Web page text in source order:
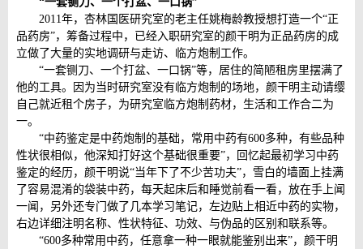
2011年，杏林国医研究室的老主任姚梅龄教授想打造一个“正
品药房”，筹备过程中，已经入职研究室的颜干明为正品药房的成
立做了大量的实地调研与走访、临方炮制工作。
“一套铡刀、一个打盆、一口锅”等，居住的简陋租房里摆满了
他的工具。因为当时研究室没有临方炮制的场地，颜干明主动请缨
自己就近租个房子，为研究室临方炮制药材，生活和工作合二为
一。
“中药鉴定是中药炮制的基础，常用中药有600多种，有些品种
性状很相似，他深知打好这个基础很重要”，回忆起最初学习中药
鉴定的经历，颜干明说“当年下了不少苦功夫”，雪白的墙面上挂满
了容易混淆的袋装中药，每天起床后和睡觉前看一看，放在手上闻
一闻，另外还专门做了几本学习笔记，左边贴上相近中药的实物，
右边详细注明名称、性状特征、功效、与伪品的区别和联系等。
“600多种常用中药，任意拿一种一眼就能鉴别出来”，颜干明